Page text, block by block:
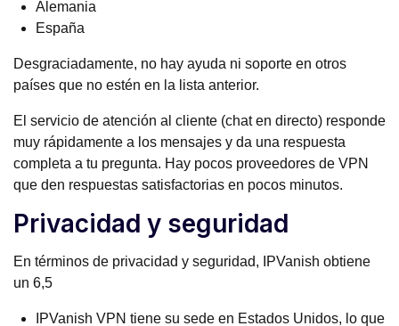
Alemania
España
Desgraciadamente, no hay ayuda ni soporte en otros
países que no estén en la lista anterior.
El servicio de atención al cliente (chat en directo) responde
muy rápidamente a los mensajes y da una respuesta
completa a tu pregunta. Hay pocos proveedores de VPN
que den respuestas satisfactorias en pocos minutos.
Privacidad y seguridad
En términos de privacidad y seguridad, IPVanish obtiene
un 6,5
IPVanish VPN tiene su sede en Estados Unidos, lo que